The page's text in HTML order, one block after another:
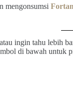
mengonsumsi
ingin tahu lebih
di bawah untuk